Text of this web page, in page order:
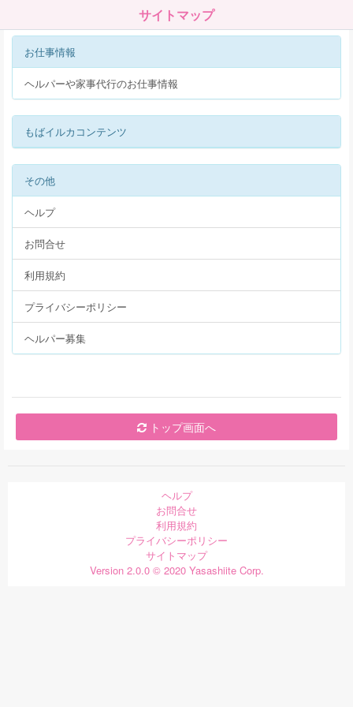
サイトマップ
お仕事情報
ヘルパーや家事代行のお仕事情報
もばイルカコンテンツ
その他
ヘルプ
お問合せ
利用規約
プライバシーポリシー
ヘルパー募集
トップ画面へ
ヘルプ
お問合せ
利用規約
プライバシーポリシー
サイトマップ
Version 2.0.0 © 2020 Yasashiite Corp.